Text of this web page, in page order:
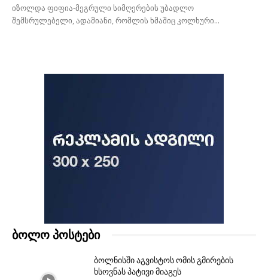
იზოლდა ფიფია-მეგრული სიმღერების უბადლო
შემსრულებელი, ადამიანი, რომლის ხმაშიც კოლხური...
ბოლო პოსტები
ბოლნისში აგვისტოს ომის გმირების
ხსოვნას პატივი მიაგეს